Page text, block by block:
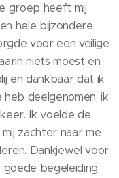
groep heeft mij
hele bijzondere
voor een veilige
niets moest en
en dankbaar dat ik
deelgenomen, ik
Ik voelde de
zachter naar me
Dankjewel voor
begeleiding.